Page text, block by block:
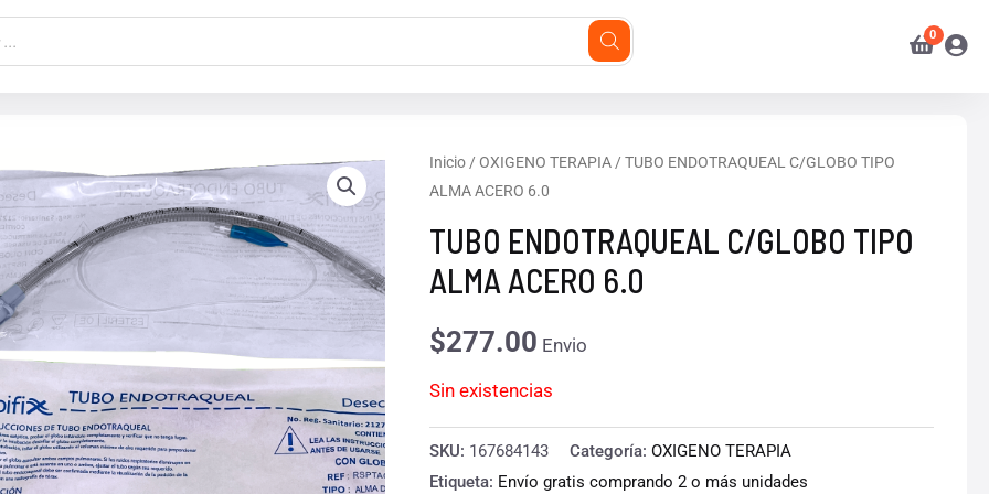
Inicio/ OXIGENO TERAPIA/ TUBO ENDOTRAQUEAL C/GLOBO TIPO
ALMA ACERO 6.0
TUBO ENDOTRAQUEAL C/GLOBO TIPO
ALMA ACERO 6.0
$277.00 Envio
Sin existencias
SKU: 167684143 Categoría: OXIGENO TERAPIA
Etiqueta: Envío gratis comprando 2 o más unidades